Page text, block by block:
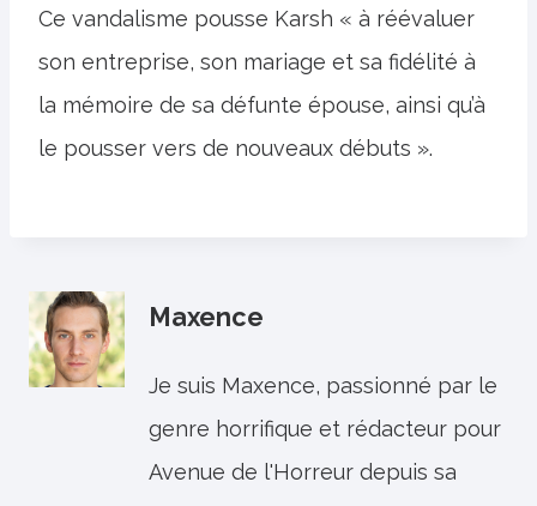
Ce vandalisme pousse Karsh « à réévaluer
son entreprise, son mariage et sa fidélité à
la mémoire de sa défunte épouse, ainsi qu’à
le pousser vers de nouveaux débuts ».
Maxence
Je suis Maxence, passionné par le
genre horrifique et rédacteur pour
Avenue de l'Horreur depuis sa